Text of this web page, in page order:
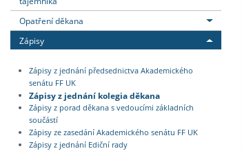
Opatření děkana
Zápisy
Zápisy z jednání předsednictva Akademického
senátu FF UK
Zápisy z jednání kolegia děkana
Zápisy z porad děkana s vedoucími základních
součástí
Zápisy ze zasedání Akademického senátu FF UK
Zápisy z jednání Ediční rady